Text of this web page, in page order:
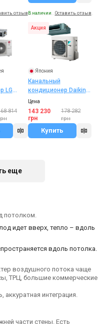
отзыв
LG
814
В наличии Оставить отзыв
Акция
Япония
Канальный
кондиционер Daikin
FBA50A/RXM50A
Цена
143 230
грн
178 282
грн
Купить
LG
040
грн
286 439
еще
потолком.
идет вверх, тепло – вдоль
вдоль потолка.
воздушного потока чаще
ТРЦ, большие коммерческие
интеграция.
части стены. Есть